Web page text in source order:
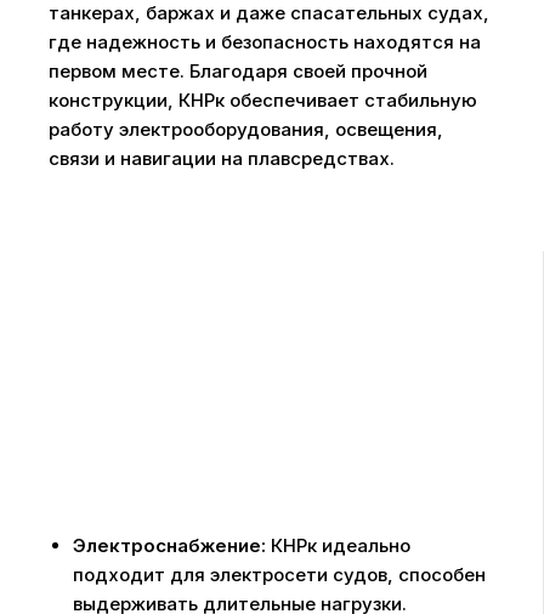
танкерах, баржах и даже спасательных судах,
где надежность и безопасность находятся на
первом месте. Благодаря своей прочной
конструкции, КНРк обеспечивает стабильную
работу электрооборудования, освещения,
связи и навигации на плавсредствах.
Электроснабжение: КНРк идеально
подходит для электросети судов, способен
выдерживать длительные нагрузки.